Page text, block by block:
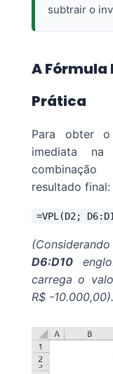
subtrair o
A Fórmula
Prática
Para obter
imediata
resultado final:
=VPL(D2;
D6:D10
carrega o
R$ -10.000,00).